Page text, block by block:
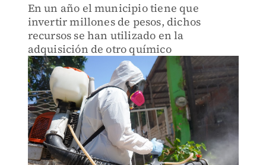
En un año el municipio tiene que
invertir millones de pesos, dichos
recursos se han utilizado en la
adquisición de otro químico